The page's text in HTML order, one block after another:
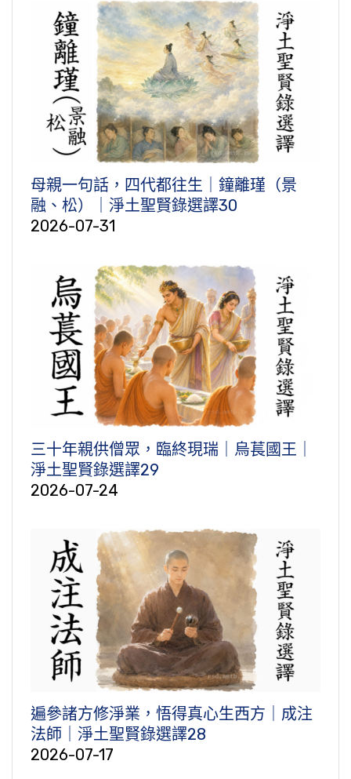
母親一句話，四代都往生｜鐘離瑾（景
融、松）｜淨土聖賢錄選譯30
2026-07-31
三十年親供僧眾，臨終現瑞｜烏萇國王｜
淨土聖賢錄選譯29
2026-07-24
遍參諸方修淨業，悟得真心生西方｜成注
法師｜淨土聖賢錄選譯28
2026-07-17